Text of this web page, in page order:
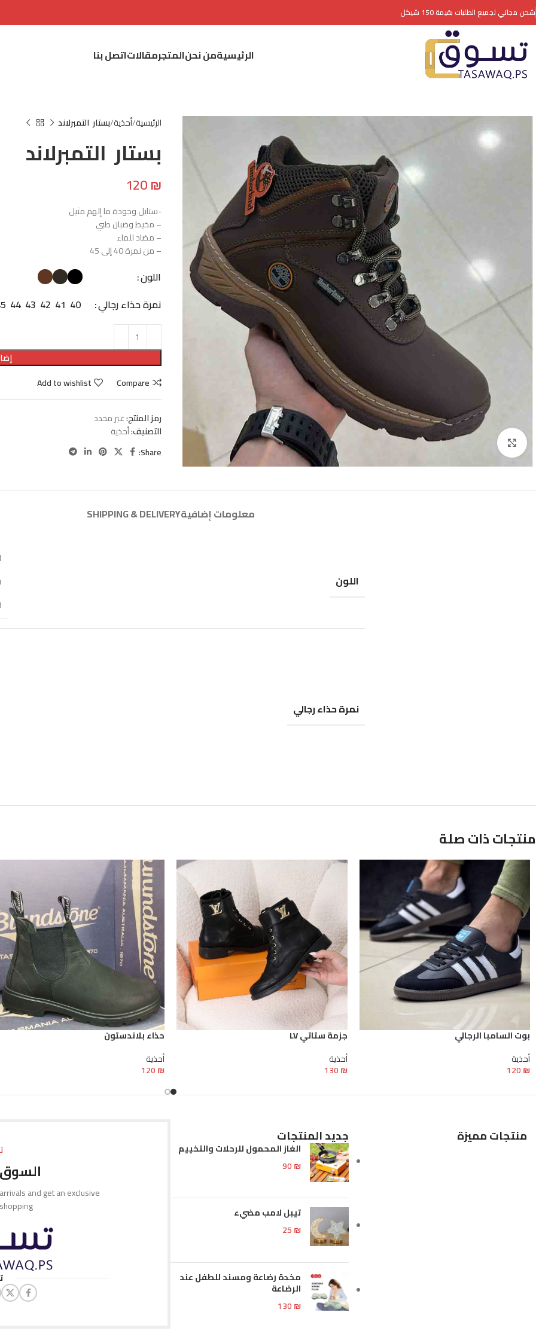
شحن مجاني لجميع الطلبات بقيمة 150 شيكل
الرئيسيةمن نحنالمتجرمقالاتاتصل بنا
Click to enlarge
الرئيسية أحذية بستار التمبرلاند
بستار التمبرلاند
120₪
-ستايل وجودة ما إلهم مثيل
– مخيط وضبان طبي
– مضاد للماء
– من نمرة 40 إلى 45
اللون
نمرة حذاء رجالي
40
41
42
43
44
Compare
Add to wishlist
رمز المنتج:غير محدد
التصنيف:أحذية
Share:
معلومات إضافيةSHIPPING & DELIVERY
اللون
نمرة حذاء رجالي
منتجات ذات صلة
بوت السامبا الرجالي
أحذية
120₪
تحديد أحد الخيارات
جزمة ستاتي LV
أحذية
130₪
تحديد أحد الخيارات
حذاء بلاندستون
أحذية
120₪
تحديد أحد الخيارات
منتجات مميزة جديد المنتجات
الغاز المحمول للرحلات والتخييم
90₪
تيبل لامب مضيء
25₪
مخدة رضاعة ومسند للطفل عند
الرضاعة
130₪
and get an exclusive